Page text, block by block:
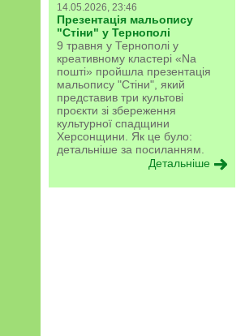
14.05.2026, 23:46
Презентація мальопису
"Стіни" у Тернополі
9 травня у Тернополі у
креативному кластері «Na
пошті» пройшла презентація
мальопису "Стіни", який
представив три культові
проєкти зі збереження
культурної спадщини
Херсонщини. Як це було:
детальніше за посиланням.
Детальніше